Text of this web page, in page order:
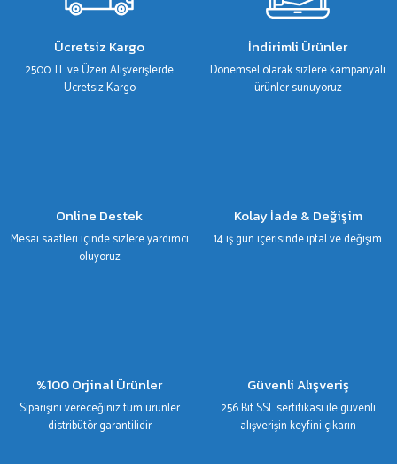
Ürün açıklamasında eksik bilgiler bulunuyor.
Ürün fiyatı diğer sitelerden daha pahalı.
Bu ürüne benzer farklı alternatifler olmalı.
Ücretsiz Kargo
2500 TL ve Üzeri Alışverişlerde
Ücretsiz Kargo
İndirimli Ürünler
Dönemsel olarak sizlere kampanyalı
ürünler sunuyoruz
Online Destek
Mesai saatleri içinde sizlere yardımcı
oluyoruz
Kolay İade & Değişim
14 iş gün içerisinde iptal ve değişim
%100 Orjinal Ürünler
Siparişini vereceğiniz tüm ürünler
distribütör garantilidir
Güvenli Alışveriş
256 Bit SSL sertifikası ile güvenli
alışverişin keyfini çıkarın